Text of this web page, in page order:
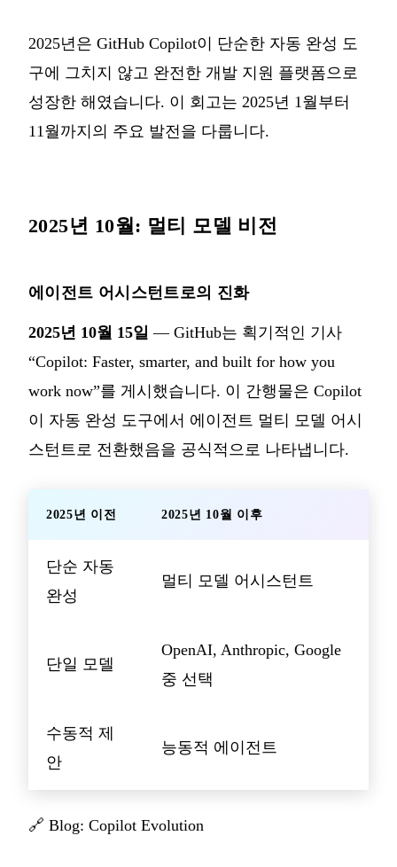
2025년은 GitHub Copilot이 단순한 자동 완성 도
구에 그치지 않고 완전한 개발 지원 플랫폼으로
성장한 해였습니다. 이 회고는 2025년 1월부터
11월까지의 주요 발전을 다룹니다.
2025년 10월: 멀티 모델 비전
에이전트 어시스턴트로의 진화
2025년 10월 15일 — GitHub는 획기적인 기사
“Copilot: Faster, smarter, and built for how you
work now”를 게시했습니다. 이 간행물은 Copilot
이 자동 완성 도구에서 에이전트 멀티 모델 어시
스턴트로 전환했음을 공식적으로 나타냅니다.
2025년 이전 2025년 10월 이후
단순 자동
완성
멀티 모델 어시스턴트
단일 모델
OpenAI, Anthropic, Google
중 선택
수동적 제
안
능동적 에이전트
🔗 Blog: Copilot Evolution